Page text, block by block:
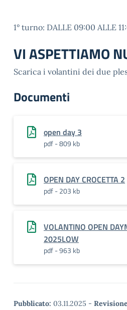
1° turno: DALLE 09:00 ALLE
VI ASPETTIAMO
Scarica i volantini dei due
Documenti
open day 3
pdf - 809 kb
OPEN DAY CROCETTA 2
pdf - 203 kb
VOLANTINO OPEN
2025LOW
pdf - 963 kb
Pubblicato: 03.11.2025 -